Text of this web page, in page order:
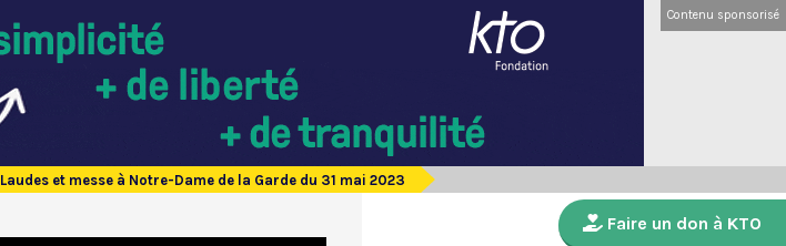
Contenu sponsorisé
Laudes et messe à Notre-Dame de la Garde du 31 mai 2023
Faire un don à KTO